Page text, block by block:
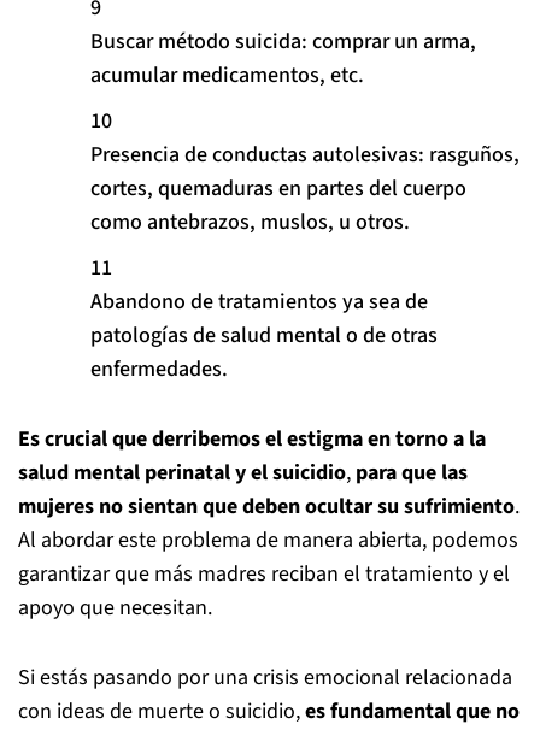
Buscar método suicida: comprar un arma,
acumular medicamentos, etc.
Presencia de conductas autolesivas: rasguños,
cortes, quemaduras en partes del cuerpo
como antebrazos, muslos, u otros.
Abandono de tratamientos ya sea de
patologías de salud mental o de otras
enfermedades.
Es crucial que derribemos el estigma en torno a la
salud mental perinatal y el suicidio, para que las
mujeres no sientan que deben ocultar su sufrimiento.
Al abordar este problema de manera abierta, podemos
garantizar que más madres reciban el tratamiento y el
apoyo que necesitan.
Si estás pasando por una crisis emocional relacionada
con ideas de muerte o suicidio,es fundamental que no